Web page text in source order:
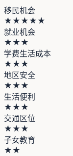
移民机会
★★★★★
就业机会
★★★
学费生活成本
★★★
地区安全
★★★
生活便利
★★★
交通区位
★★★
子女教育
★★